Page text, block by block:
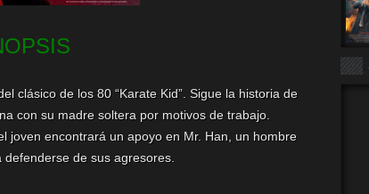
clásico de los 80 “Karate Kid”. Sigue la historia de
con su madre soltera por motivos de trabajo.
joven encontrará un apoyo en Mr. Han, un hombre
de sus agresores.